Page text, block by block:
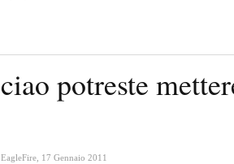
ciao potreste
EagleFire 17 Gennaio 2011